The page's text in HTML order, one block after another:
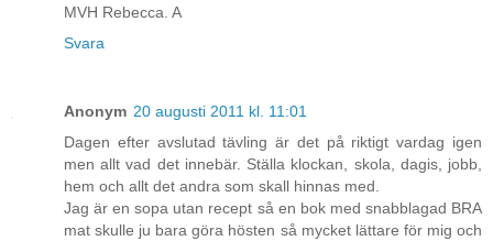
MVH Rebecca. A
Svara
Anonym 20 augusti 2011 kl. 11:01
Dagen efter avslutad tävling är det på riktigt vardag igen
men allt vad det innebär. Ställa klockan, skola, dagis, jobb,
hem och allt det andra som skall hinnas med.
Jag är en sopa utan recept så en bok med snabblagad BRA
mat skulle ju bara göra hösten så mycket lättare för mig och